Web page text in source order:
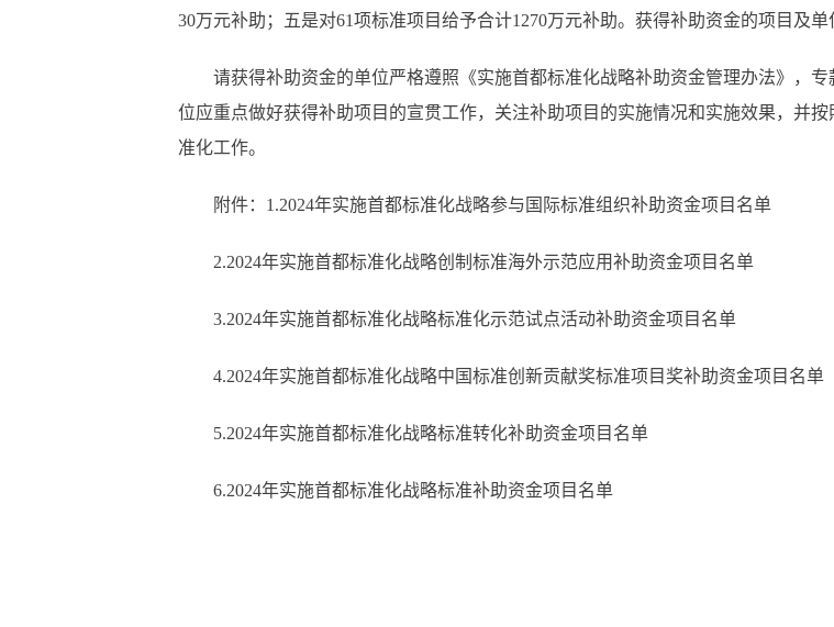
30万元补助；五是对61项标准项目给予合计1270万元补助。获得补助资金的项目及单
请获得补助资金的单位严格遵照《实施首都标准化战略补助资金管理办法》，专
位应重点做好获得补助项目的宣贯工作，关注补助项目的实施情况和实施效果，并
准化工作。
附件：1.2024年实施首都标准化战略参与国际标准组织补助资金项目名单
2.2024年实施首都标准化战略创制标准海外示范应用补助资金项目名单
3.2024年实施首都标准化战略标准化示范试点活动补助资金项目名单
4.2024年实施首都标准化战略中国标准创新贡献奖标准项目奖补助资金项目名单
5.2024年实施首都标准化战略标准转化补助资金项 目名单
6.2024年实施首都标准化战略标准补助资金项目名单